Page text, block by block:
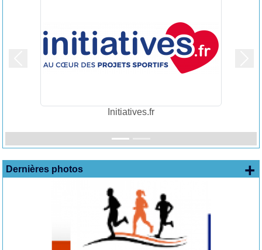
Initiatives.fr
Précedent
Dernières photos +